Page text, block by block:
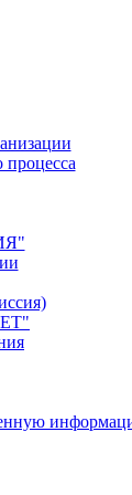
процесса